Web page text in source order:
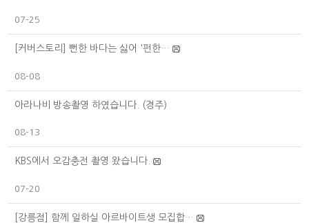
07-25
[커버스토리] 뻔한 바다는 싫어 '펀한…
08-08
아라나비 방송촬영 하였습니다. (경주)
08-13
KBS에서 오감충전 촬영 왔습니다.
07-20
[강릉점] 함께 일하실 아르바이트생 모집합…